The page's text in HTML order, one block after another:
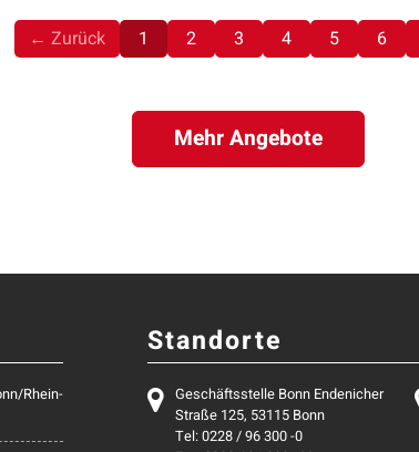
← Zurück 1 (aktuell)
2 3 4 5 6
Mehr Angebote
Rhein-
Standorte
Geschäftsstelle Bonn Endenicher
Straße 125, 53115 Bonn
Tel: 0228 / 96 300 -0